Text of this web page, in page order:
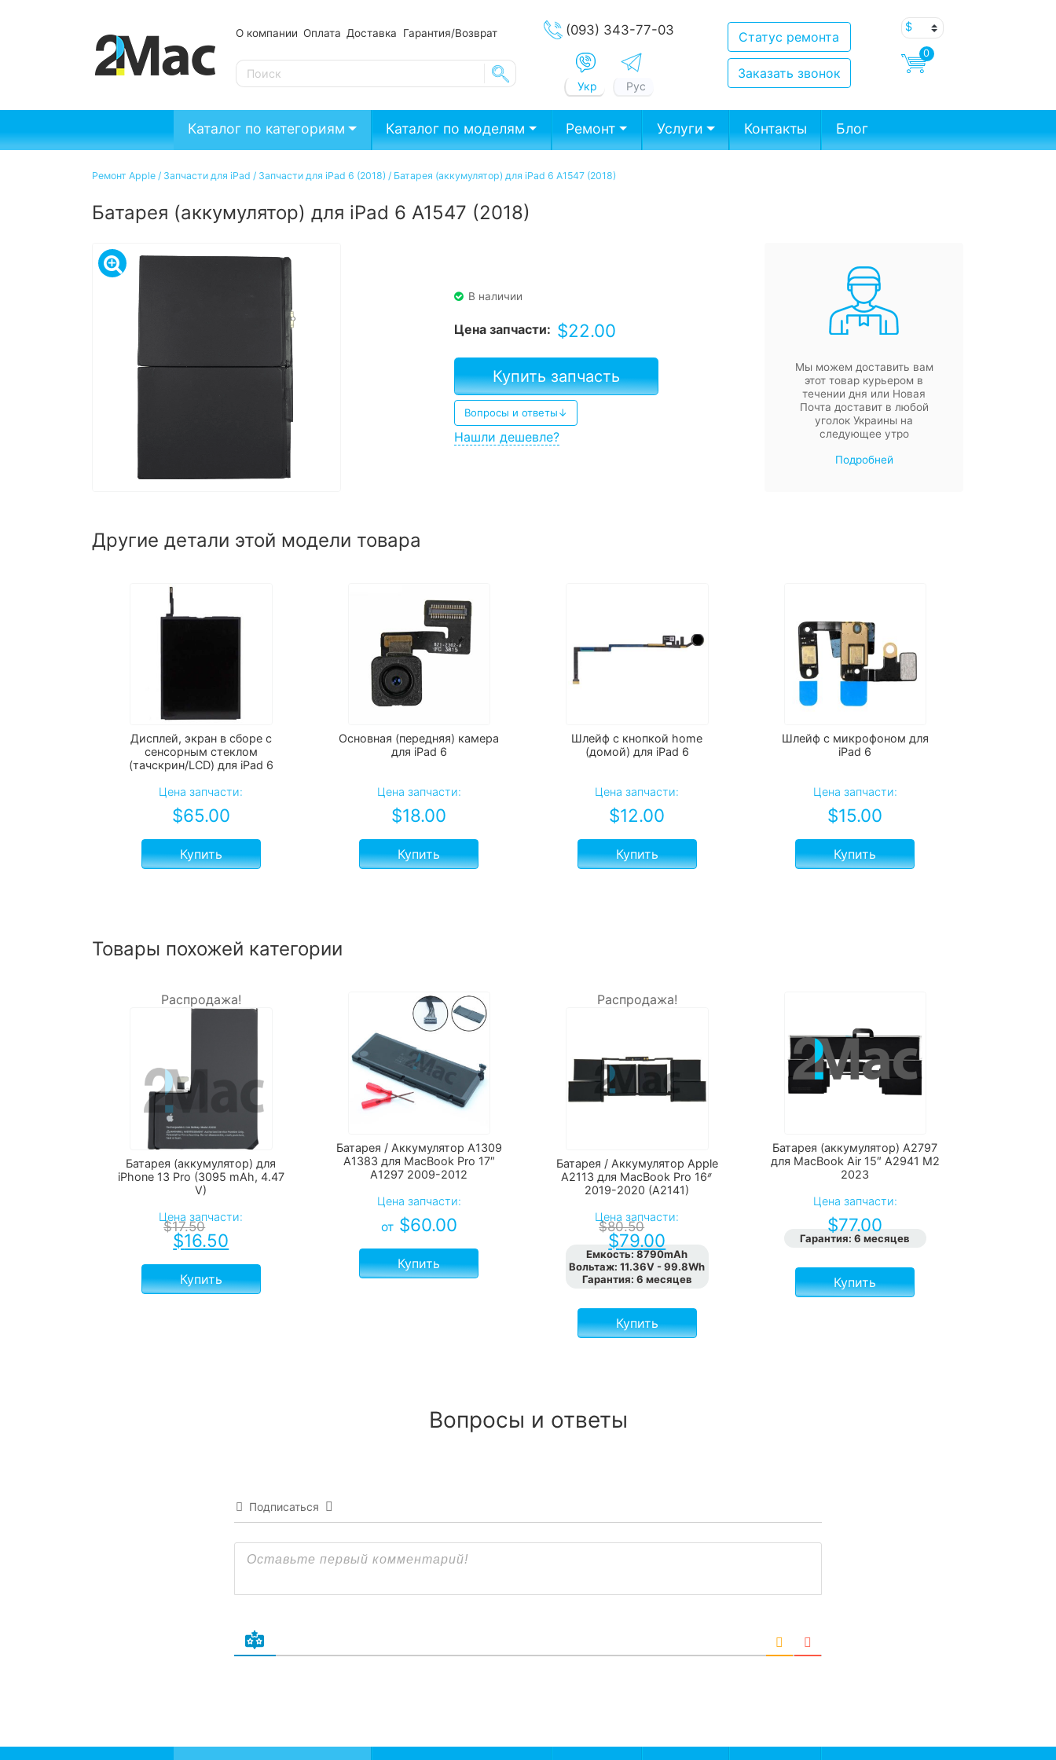
О компании Оплата Доставка Гарантия/Возврат
SE
(093) 343-77-03
Укр Рус
Статус ремонта
Заказать звонок
0
Каталог по категориям Каталог по моделям Ремонт Услуги Контакты Блог
Ремонт Apple / Запчасти для iPad / Запчасти для iPad 6 (2018) / Батарея (аккумулятор) для iPad 6 А1547 (2018)
Батарея (аккумулятор) для iPad 6 А1547 (2018)
В наличии
Цена запчасти: $22.00
Купить запчасть
Вопросы и ответы↓
Нашли дешевле?
Мы можем доставить вам
этот товар курьером в
течении дня или Новая
Почта доставит в любой
уголок Украины на
следующее утро
Подробней
Другие детали этой модели товара
Дисплей, экран в сборе с
сенсорным стеклом
(тачскрин/LCD) для iPad 6
Цена запчасти:
$65.00
Купить
Основная (передняя) камера
для iPad 6
Цена запчасти:
$18.00
Купить
Шлейф с кнопкой home
(домой) для iPad 6
Цена запчасти:
$12.00
Купить
Шлейф с микрофоном для
iPad 6
Цена запчасти:
$15.00
Купить
Товары похожей категории
Распродажа!
Батарея (аккумулятор) для
iPhone 13 Pro (3095 mAh, 4.47
V)
Цена запчасти:
$17.50
$16.50
Купить
Батарея / Аккумулятор A1309
A1383 для MacBook Pro 17″
A1297 2009-2012
Цена запчасти:
от $60.00
Купить
Распродажа!
Батарея / Аккумулятор Apple
A2113 для MacBook Pro 16ᐥ
2019-2020 (A2141)
Цена запчасти:
$80.50
$79.00
Емкость:8790mAh
Вольтаж:11.36V - 99.8Wh
Гарантия: 6 месяцев
Купить
Батарея (аккумулятор) A2797
для MacBook Air 15″ A2941 M2
2023
Цена запчасти:
$77.00
Гарантия:6 месяцев
Купить
Вопросы и ответы
Подписаться